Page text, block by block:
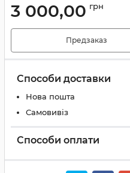
3 000,00 грн
Предзаказ
Способи доставки
Нова пошта
Самовивіз
Способи оплати